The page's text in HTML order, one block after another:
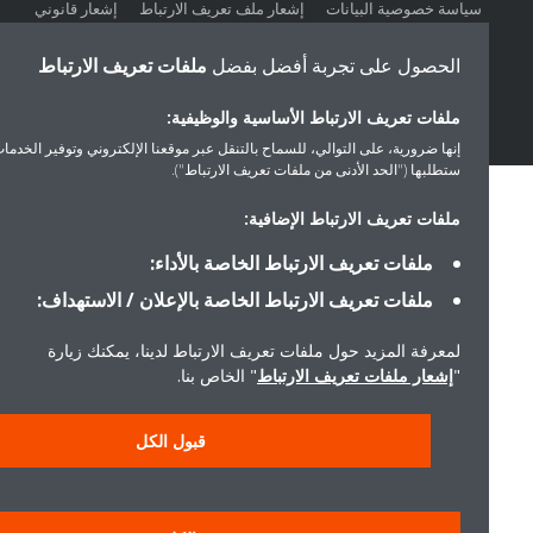
إشعار قانوني إشعار ملف تعريف الارتباط
سياسة خصوصية البيانات
الحصول على تجربة أفضل بفضلملفات تعريف الارتباط
ملفات تعريف الارتباط الأساسية والوظيفية:
إنها ضرورية، على التوالي، للسماح بالتنقل عبر موقعنا الإلكتروني وتوفير الخدمات التي
ستطلبها ("الحد الأدنى من ملفات تعريف الارتباط").
ملفات تعريف الارتباط الإضافية:
ملفات تعريف الارتباط الخاصة بالأداء:
ملفات تعريف الارتباط الخاصة بالإعلان / الاستهداف:
لمعرفة المزيد حول ملفات تعريف الارتباط لدينا، يمكنك زيارة
إشعار ملفات تعريف الارتباط" الخاص بنا.
قبول الكل